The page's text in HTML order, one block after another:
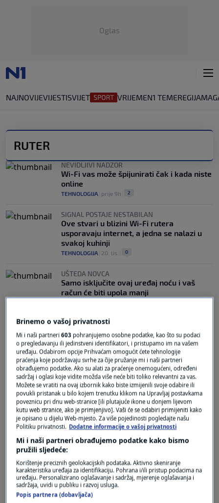
Oglas
NAJNOVIJEVIJESTISVIJET VRIJEMEN1 TEMEREGIJA
RUTER
NEVIDLJIVI NADZOR
Wi-Fi vas može špijunirati čak i kada niste
online
TEHNOLOGIJA prije 9h 2
SIGNAL POSTAJE NESTABILAN
Ove stvari u blizini Wi-Fi rutera
usporavaju internet, a jedna se nalazi u
svakoj kuhinji
TEHNOLOGIJA 20. lis. 0
UŠTEDA NOVCA
Samo isključite ovaj uređaj noću i vaš
račun će biti upola manji
Oglas
Nikada ne ostavljajte ovaj mali kućanski
koristi
LIFESTYLE|28. ožu. | 1
Ova tri uređaja ne biste smjeli isključivati
Brinemo o vašoj privatnosti
Mi i naši partneri603 pohranjujemo osobne podatke, kao što su podaci
o pregledavanju ili jedinstveni identifikatori, i pristupamo im na vašem
uređaju. Odabirom opcije Prihvaćam omogućit ćete tehnologije
praćenja koje podržavaju svrhe za čije pružanje mi i naši partneri
obrađujemo podatke. Ako su alati za praćenje onemogućeni, određeni
sadržaj i oglasi koje vidite možda više neće biti toliko relevantni za vas.
Možete se vratiti na ovaj izbornik kako biste izmijenili svoje odabire ili
povukli pristanak u bilo kojem trenutku klikom na Upravljaj postavkama
poveznicu pri dnu web-stranice [ili plutajuće ikone u donjem lijevom
kutu web stranice, ako je primjenjivo]. Vaši će se odabiri primijeniti kako
je opisano u dijelu Web-mjesto. Za više pojedinosti pogledajte našu
Politiku privatnosti. Dodatne informacije o vašoj privatnosti
Mi i naši partneri obrađujemo podatke kako bismo
pružili sljedeće:
Korištenje preciznih geolokacijskih podataka. Aktivno skeniranje
karakteristika uređaja za identifikaciju. Pohrana i/ili pristup podacima na
uređaju. Personalizirano oglašavanje i sadržaj, mjerenje oglašavanja i
sadržaja, uvidi u publiku i razvoj usluga.
Popis partnera (dobavljača)